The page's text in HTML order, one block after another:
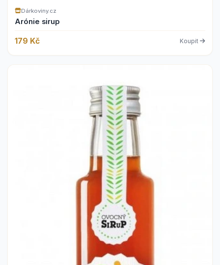
Dárkoviny.cz
Arónie sirup
179 Kč Koupit